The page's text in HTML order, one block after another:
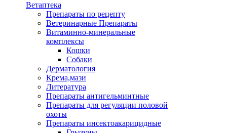
Ветаптека
Препараты по рецепту
Ветеринарные Препараты
Витаминно-минеральные
комплексы
Кошки
Собаки
Дерматология
Крема,мази
Литература
Препараты антигельминтные
Препараты для регуляции половой
охоты
Препараты инсектоакарицидные